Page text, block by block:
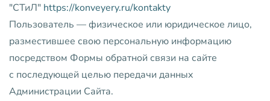
"СТиЛ" https://konveyery.ru/kontakty
Пользователь — физическое или юридическое лицо,
разместившее свою персональную информацию
посредством Формы обратной связи на сайте
с последующей целью передачи данных
Администрации Сайта.